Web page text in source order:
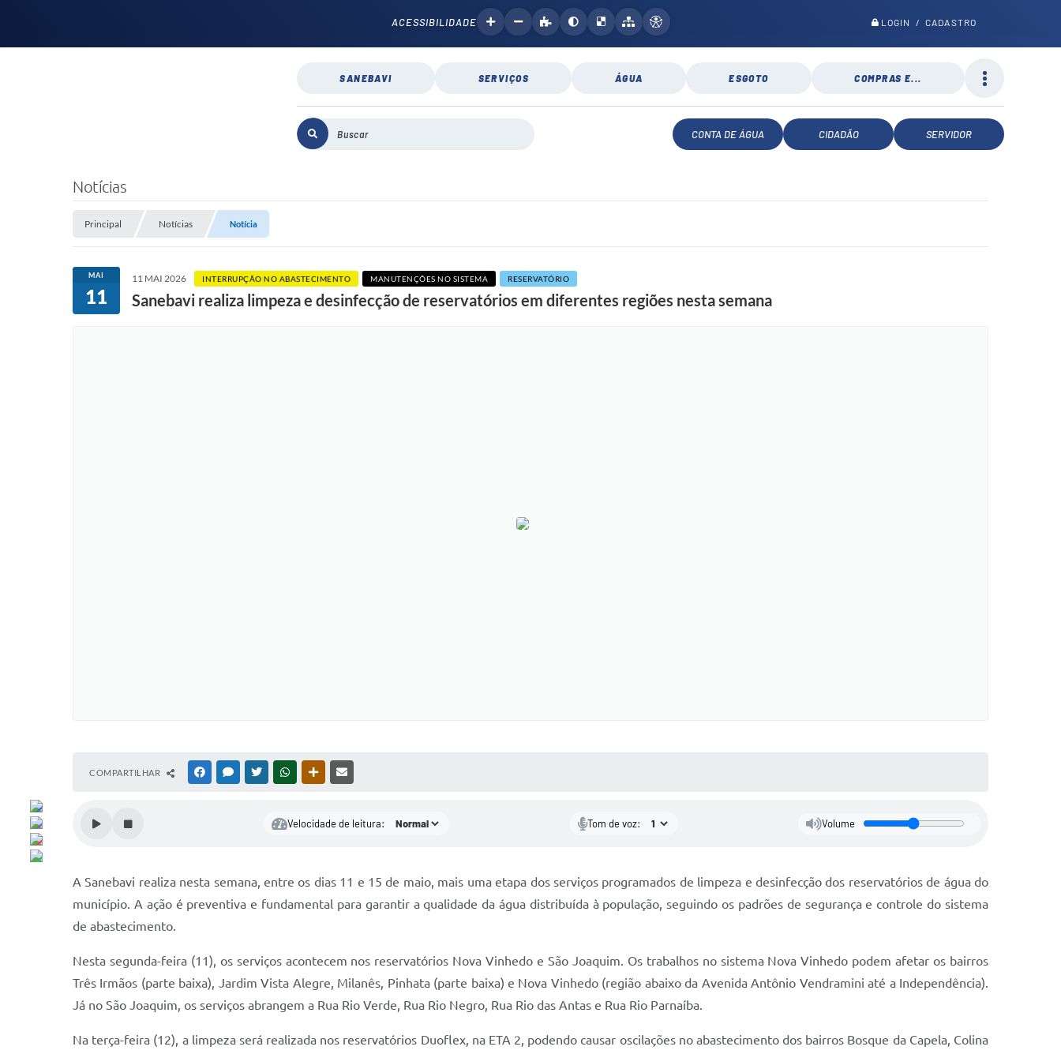
LOGIN / CADASTRO
SANEBAVI SERVIÇOS ÁGUA ESGOTO COMPRAS E...
CONTA DE ÁGUA CIDADÃO SERVIDOR
ACESSIBILIDADE
Notícias
Principal Notícias Notícia
MAI
11
11 MAI 2026 INTERRUPÇÃO NO ABASTECIMENTO MANUTENÇÕES NO SISTEMA RESERVATÓRIO
Sanebavi realiza limpeza e desinfecção de reservatórios em diferentes regiões nesta semana
COMPARTILHAR FACEBOOKMESSENGER
TWITTERWHATSAPPOUTRAS MÍDIAS
Velocidade de leitura: Tom de voz: Volume
A Sanebavi realiza nesta semana, entre os dias 11 e 15 de maio, mais uma etapa dos serviços programados de limpeza e desinfecção dos reservatórios de água do
município. A ação é preventiva e fundamental para garantir a qualidade da água distribuída à população, seguindo os padrões de segurança e controle do sistema
de abastecimento.
Nesta segunda-feira (11), os serviços acontecem nos reservatórios Nova Vinhedo e São Joaquim. Os trabalhos no sistema Nova Vinhedo podem afetar os bairros
Três Irmãos (parte baixa), Jardim Vista Alegre, Milanês, Pinhata (parte baixa) e Nova Vinhedo (região abaixo da Avenida Antônio Vendramini até a Independência).
Já no São Joaquim, os serviços abrangem a Rua Rio Verde, Rua Rio Negro, Rua Rio das Antas e Rua Rio Parnaíba.
Na terça-feira (12), a limpeza será realizada nos reservatórios Duoflex, na ETA 2, podendo causar oscilações no abastecimento dos bairros Bosque da Capela, Colina